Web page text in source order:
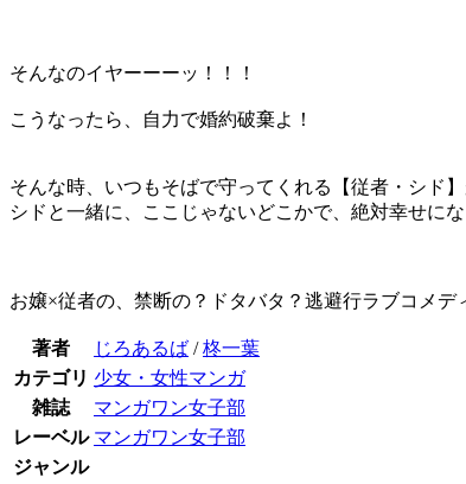
そんなのイヤーーーッ！！！
こうなったら、自力で婚約破棄よ！
そんな時、いつもそばで守ってくれる【従者・シド
シドと一緒に、ここじゃないどこかで、絶対幸せにな
お嬢×従者の、禁断の？ドタバタ？逃避行ラブコメデ
著者 じろあるば /柊一葉
カテゴリ 少女・女性マンガ
雑誌
マンガワン女子部
レーベル マンガワン女子部
ジャンル